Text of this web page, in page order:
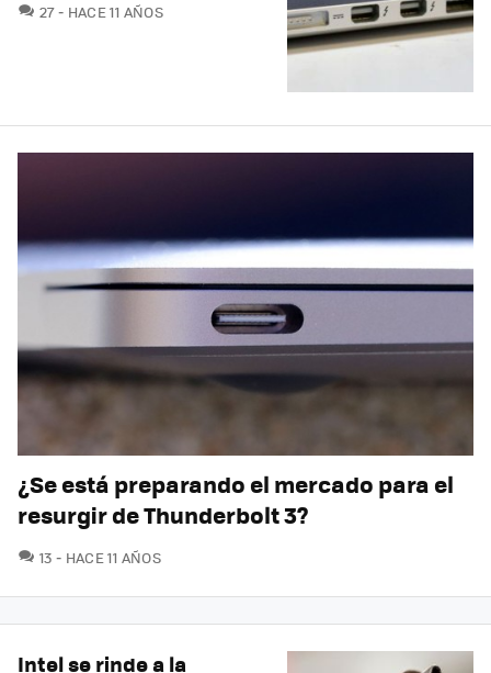
27COMENTARIOS
HACE 11 AÑOS
¿Se está preparando el mercado para el
resurgir de Thunderbolt 3?
13 COMENTARIOS
HACE 11 AÑOS
Intel se rinde a la